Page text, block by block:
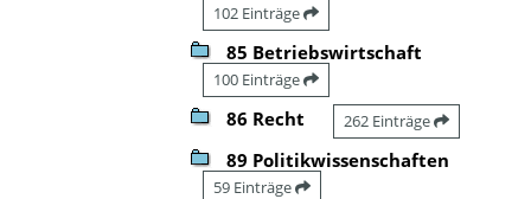
102 Einträge
85 Betriebswirtschaft
100 Einträge
86 Recht 262 Einträge
89 Politikwissenschaften
59 Einträge